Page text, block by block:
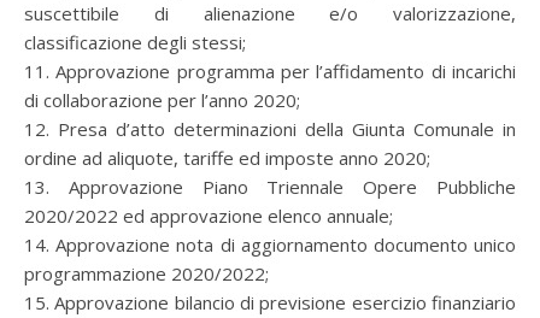
suscettibile di alienazione e/o valorizzazione,
classificazione degli stessi;
11. Approvazione programma per l’affidamento di incarichi
di collaborazione per l’anno 2020;
12. Presa d’atto determinazioni della Giunta Comunale in
ordine ad aliquote, tariffe ed imposte anno 2020;
13. Approvazione Piano Triennale Opere Pubbliche
2020/2022 ed approvazione elenco annuale;
14. Approvazione nota di aggiornamento documento unico
programmazione 2020/2022;
15. Approvazione bilancio di previsione esercizio finanziario